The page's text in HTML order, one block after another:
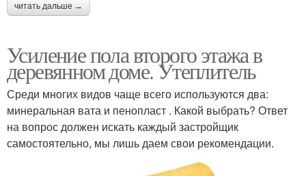
читать дальше →
Усиление пола второго этажа в
деревянном доме. Утеплитель
Среди многих видов чаще всего используются два:
минеральная вата и пенопласт . Какой выбрать? Ответ
на вопрос должен искать каждый застройщик
самостоятельно, мы лишь даем свои рекомендации.